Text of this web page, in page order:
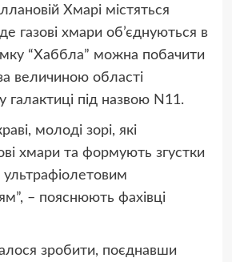
Хмарі містяться
газові хмари об’єднуються в
“Хаббла” можна побачити
величиною області
галактиці під назвою N11.
молоді зорі, які
хмари та формують згустки
, – пояснюють фахівці
зробити, поєднавши